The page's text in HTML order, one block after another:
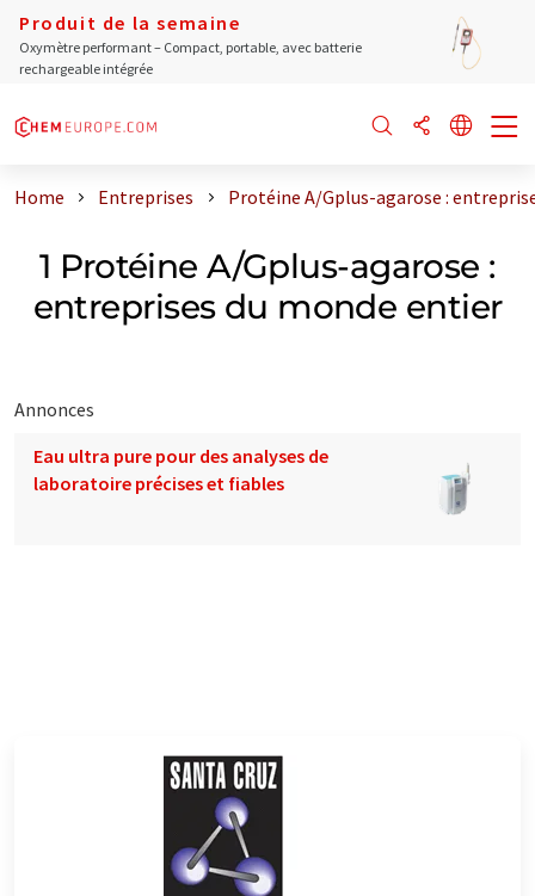
Produit de la semaine
Oxymètre performant – Compact, portable, avec batterie
rechargeable intégrée
Home Entreprises Protéine A/Gplus-agarose :
1 Protéine A/Gplus-agarose :
entreprises du monde entier
Annonces
Eau ultra pure pour des analyses de
laboratoire précises et fiables